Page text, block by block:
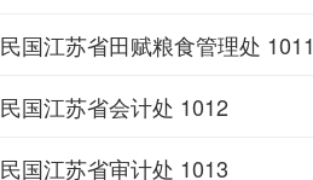
民国江苏省田赋粮食管理处 1011
民国江苏省会计处 1012
民国江苏省审计处 1013